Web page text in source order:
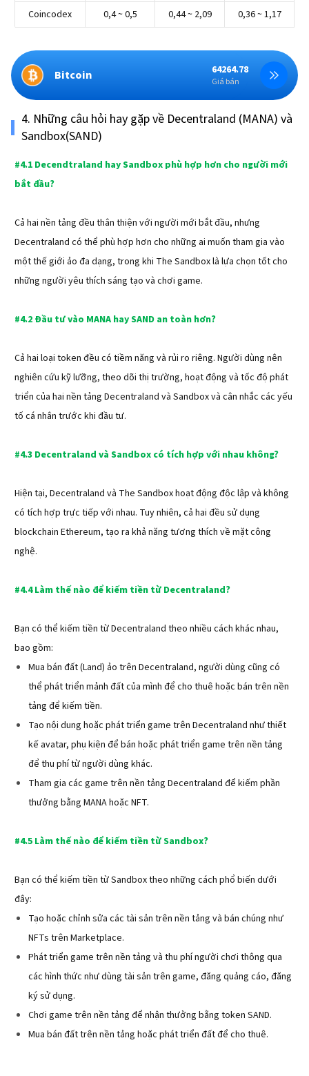
Coincodex 0,4 ~ 0,5 0,44 ~ 2,09 0,36 ~ 1,17
Bitcoin 64264.78
Giá bán
4. Những câu hỏi hay gặp về Decentraland (MANA) và
Sandbox(SAND)
#4.1 Decendtraland hay Sandbox phù hợp hơn cho người mới
bắt đầu?
Cả hai nền tảng đều thân thiện với người mới bắt đầu, nhưng
Decentraland có thể phù hợp hơn cho những ai muốn tham gia vào
một thế giới ảo đa dạng, trong khi The Sandbox là lựa chọn tốt cho
những người yêu thích sáng tạo và chơi game.
#4.2 Đầu tư vào MANA hay SAND an toàn hơn?
Cả hai loại token đều có tiềm năng và rủi ro riêng. Người dùng nên
nghiên cứu kỹ lưỡng, theo dõi thị trường, hoạt động và tốc độ phát
triển của hai nền tảng Decentraland và Sandbox và cân nhắc các yếu
tố cá nhân trước khi đầu tư.
#4.3 Decentraland và Sandbox có tích hợp với nhau không?
Hiện tại, Decentraland và The Sandbox hoạt động độc lập và không
có tích hợp trực tiếp với nhau. Tuy nhiên, cả hai đều sử dụng
blockchain Ethereum, tạo ra khả năng tương thích về mặt công
nghệ.
#4.4 Làm thế nào để kiếm tiền từ Decentraland?
Bạn có thể kiếm tiền từ Decentraland theo nhiều cách khác nhau,
bao gồm:
Mua bán đất (Land) ảo trên Decentraland, người dùng cũng có
thể phát triển mảnh đất của mình để cho thuê hoặc bán trên nền
tảng để kiếm tiền.
Tạo nội dung hoặc phát triển game trên Decentraland như thiết
kế avatar, phụ kiện để bán hoặc phát triển game trên nền tảng
để thu phí từ người dùng khác.
Tham gia các game trên nền tảng Decentraland để kiếm phần
thưởng bằng MANA hoặc NFT.
#4.5 Làm thế nào để kiếm tiền từ Sandbox?
Bạn có thể kiếm tiền từ Sandbox theo những cách phổ biến dưới
đây:
Tạo hoặc chỉnh sửa các tài sản trên nền tảng và bán chúng như
NFTs trên Marketplace.
Phát triển game trên nền tảng và thu phí người chơi thông qua
các hình thức như dùng tài sản trên game, đăng quảng cáo, đăng
ký sử dụng.
Chơi game trên nền tảng để nhận thưởng bằng token SAND.
Mua bán đất trên nền tảng hoặc phát triển đất để cho thuê.